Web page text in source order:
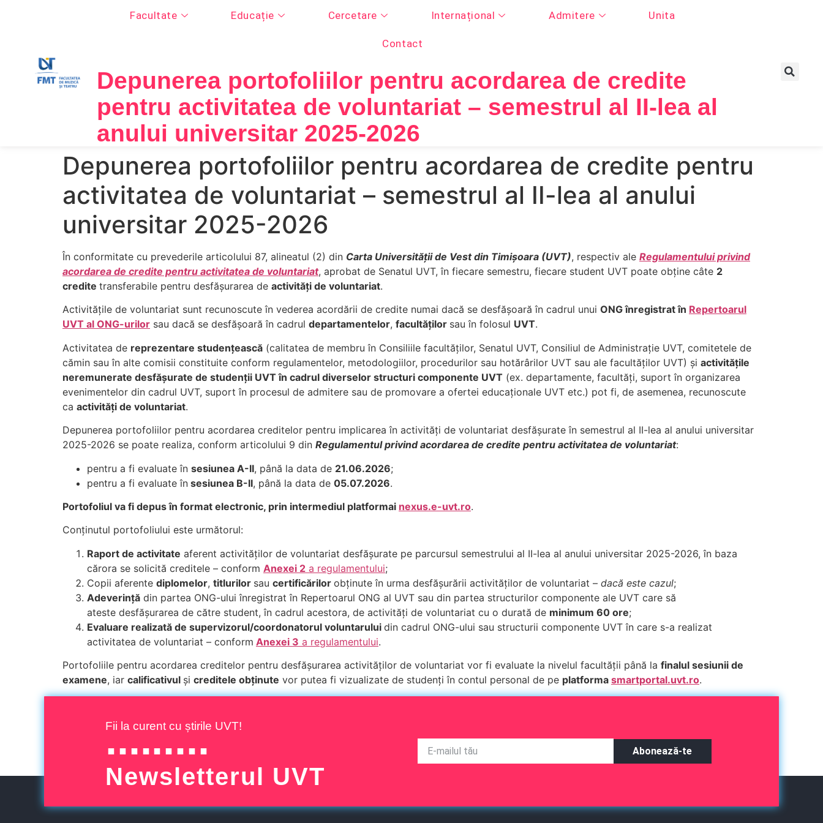
Facultate Educație Cercetare Internațional Admitere Unita
Contact
Depunerea portofoliilor pentru acordarea de credite
pentru activitatea de voluntariat – semestrul al II-lea al
anului universitar 2025-2026
Depunerea portofoliilor pentru acordarea de credite pentru
activitatea de voluntariat – semestrul al II-lea al anului
universitar 2025-2026
În conformitate cu prevederile articolului 87, alineatul (2) din Carta Universității de Vest din Timișoara (UVT), respectiv ale Regulamentului privind
acordarea de credite pentru activitatea de voluntariat, aprobat de Senatul UVT, în fiecare semestru, fiecare student UVT poate obține câte 2
credite transferabile pentru desfășurarea de activități de voluntariat.
Activitățile de voluntariat sunt recunoscute în vederea acordării de credite numai dacă se desfășoară în cadrul unui ONG înregistrat în Repertoarul
UVT al ONG-urilor sau dacă se desfășoară în cadrul departamentelor, facultăților sau în folosul UVT.
Activitatea de reprezentare studențească (calitatea de membru în Consiliile facultăților, Senatul UVT, Consiliul de Administrație UVT, comitetele de
cămin sau în alte comisii constituite conform regulamentelor, metodologiilor, procedurilor sau hotărârilor UVT sau ale facultăților UVT) și activitățile
neremunerate desfășurate de studenții UVT în cadrul diverselor structuri componente UVT (ex. departamente, facultăți, suport în organizarea
evenimentelor din cadrul UVT, suport în procesul de admitere sau de promovare a ofertei educaționale UVT etc.) pot fi, de asemenea, recunoscute
ca activități de voluntariat.
Depunerea portofoliilor pentru acordarea creditelor pentru implicarea în activități de voluntariat desfășurate în semestrul al II-lea al anului universitar
2025-2026 se poate realiza, conform articolului 9 din Regulamentul privind acordarea de credite pentru activitatea de voluntariat:
pentru a fi evaluate în sesiunea A-II, până la data de 21.06.2026;
pentru a fi evaluate în sesiunea B-II, până la data de 05.07.2026.
Portofoliul va fi depus în format electronic, prin intermediul platformai nexus.e-uvt.ro.
Conținutul portofoliului este următorul:
Raport de activitate aferent activităților de voluntariat desfășurate pe parcursul semestrului al II-lea al anului universitar 2025-2026, în baza
cărora se solicită creditele – conform Anexei 2 a regulamentului;
Copii aferente diplomelor, titlurilor sau certificărilor obținute în urma desfășurării activităților de voluntariat – dacă este cazul;
Adeverință din partea ONG-ului înregistrat în Repertoarul ONG al UVT sau din partea structurilor componente ale UVT care să
ateste desfășurarea de către student, în cadrul acestora, de activități de voluntariat cu o durată de minimum 60 ore;
Evaluare realizată de supervizorul/coordonatorul voluntarului din cadrul ONG-ului sau structurii componente UVT în care s-a realizat
activitatea de voluntariat – conform Anexei 3 a regulamentului.
Portofoliile pentru acordarea creditelor pentru desfășurarea activităților de voluntariat vor fi evaluate la nivelul facultății până la finalul sesiunii de
examene, iar calificativul și creditele obținute vor putea fi vizualizate de studenți în contul personal de pe platforma smartportal.uvt.ro.
Fii la curent cu știrile UVT!
Newsletterul UVT
Abonează-te